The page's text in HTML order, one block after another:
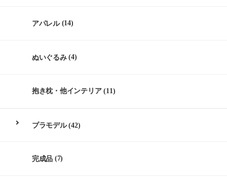
アパレル(14)
ぬいぐるみ(4)
抱き枕・他インテリア(11)
プラモデル(42)
完成品 (7)